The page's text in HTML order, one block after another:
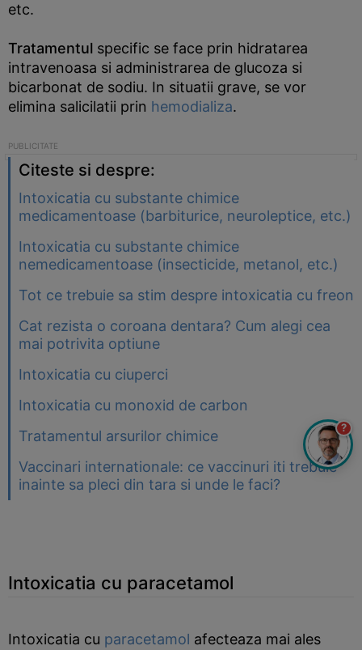
etc.
Tratamentul specific se face prin hidratarea
intravenoasa si administrarea de glucoza si
bicarbonat de sodiu. In situatii grave, se vor
elimina salicilatii prin hemodializa.
Citeste si despre:
Intoxicatia cu substante chimice
medicamentoase (barbiturice, neuroleptice, etc.)
Intoxicatia cu substante chimice
nemedicamentoase (insecticide, metanol, etc.)
Tot ce trebuie sa stim despre intoxicatia cu freon
Cat rezista o coroana dentara? Cum alegi cea
mai potrivita optiune
Intoxicatia cu ciuperci
Intoxicatia cu monoxid de carbon
Tratamentul arsurilor chimice
Vaccinari internationale: ce vaccinuri iti trebuie
inainte sa pleci din tara si unde le faci?
Intoxicatia cu paracetamol
Intoxicatia cu paracetamol afecteaza mai ales
?